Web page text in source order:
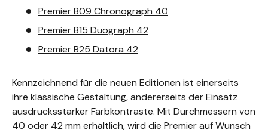
Premier B09 Chronograph 40
Premier B15 Duograph 42
Premier B25 Datora 42
Kennzeichnend für die neuen Editionen ist einerseits
ihre klassische Gestaltung, andererseits der Einsatz
ausdrucksstarker Farbkontraste. Mit Durchmessern von
40 oder 42 mm erhältlich, wird die Premier auf Wunsch